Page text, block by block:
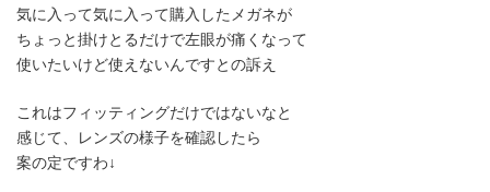
気に入って気に入って購入したメガネが
ちょっと掛けとるだけで左眼が痛くなって
使いたいけど使えないんですとの訴え
これはフィッティングだけではないなと
感じて、レンズの様子を確認したら
案の定ですわ↓